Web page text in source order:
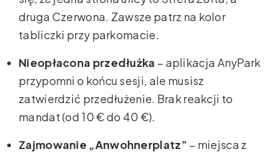
druga Czerwona. Zawsze patrz na kolor
tabliczki przy parkomacie.
Nieopłacona przedłużka – aplikacja AnyPark
przypomni o końcu sesji, ale musisz
zatwierdzić przedłużenie. Brak reakcji to
mandat (od 10 € do 40 €).
Zajmowanie „Anwohnerplatz” – miejsca z